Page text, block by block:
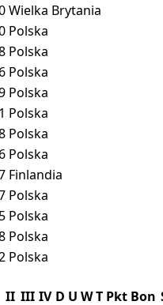
Wielka Brytania
Polska
Polska
Polska
Polska
Polska
Polska
Polska
Finlandia
Polska
Polska
Polska
Polska
II III IV D U WT Pkt Bon